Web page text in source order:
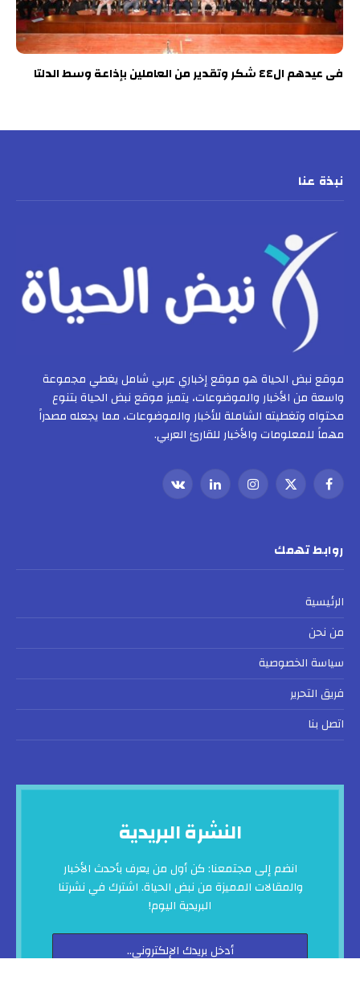
فى عيدهم ال٤٤ شكر وتقدير من العاملين بإذاعة وسط الدلتا
نبذة عنا
موقع نبض الحياة هو موقع إخباري عربي شامل يغطي مجموعة
واسعة من الأخبار والموضوعات، يتميز موقع نبض الحياة بتنوع
محتواه وتغطيته الشاملة للأخبار والموضوعات، مما يجعله مصدراً
مهماً للمعلومات والأخبار للقارئ العربي.
فيسبوك
X
الانستغراملينكدإنVKontakte
روابط تهمك
الرئيسية
من نحن
سياسة الخصوصية
فريق التحرير
اتصل بنا
النشرة البريدية
انضم إلى مجتمعنا: كن أول من يعرف بأحدث الأخبار
والمقالات المميزة من نبض الحياة. اشترك في نشرتنا
البريدية اليوم!